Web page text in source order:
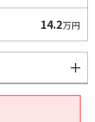
14.2万円